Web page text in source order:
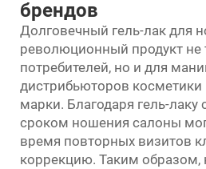
брендов
Долговечный гель-лак для
революционный продукт не
потребителей, но и для
дистрибьюторов косметики
марки. Благодаря гель-
сроком ношения салоны
время повторных визитов
коррекцию. Таким образом,